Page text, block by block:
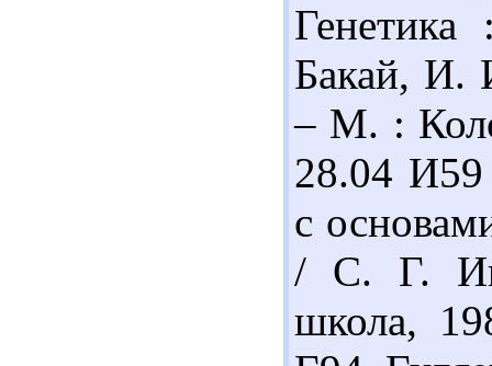
Бакай, И.
– М. :
28.04 И59
с
/ С. Г.
школа,